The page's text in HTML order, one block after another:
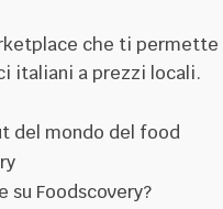
che ti
italiani a prezzi locali.
del mondo del food
su Foodscovery?